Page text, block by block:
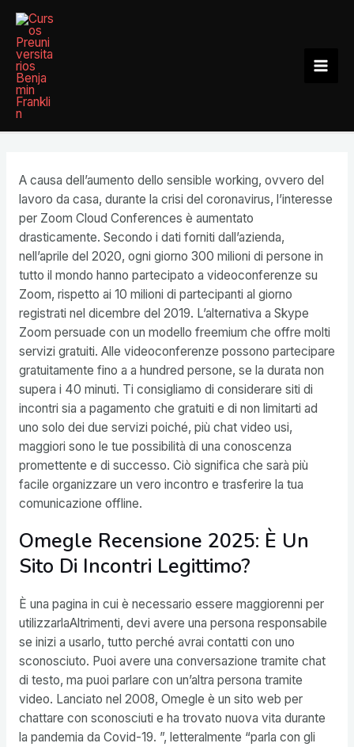
contenido
A causa dell’aumento dello sensible working, ovvero del
lavoro da casa, durante la crisi del coronavirus, l’interesse
per Zoom Cloud Conferences è aumentato
drasticamente. Secondo i dati forniti dall’azienda,
nell’aprile del 2020, ogni giorno 300 milioni di persone in
tutto il mondo hanno partecipato a videoconferenze su
Zoom, rispetto ai 10 milioni di partecipanti al giorno
registrati nel dicembre del 2019. L’alternativa a Skype
Zoom persuade con un modello freemium che offre molti
servizi gratuiti. Alle videoconferenze possono partecipare
gratuitamente fino a a hundred persone, se la durata non
supera i 40 minuti. Ti consigliamo di considerare siti di
incontri sia a pagamento che gratuiti e di non limitarti ad
uno solo dei due servizi poiché, più chat video usi,
maggiori sono le tue possibilità di una conoscenza
promettente e di successo. Ciò significa che sarà più
facile organizzare un vero incontro e trasferire la tua
comunicazione offline.
Omegle Recensione 2025: È Un
Sito Di Incontri Legittimo?
È una pagina in cui è necessario essere maggiorenni per
utilizzarlaAltrimenti, devi avere una persona responsabile
se inizi a usarlo, tutto perché avrai contatti con uno
sconosciuto. Puoi avere una conversazione tramite chat
di testo, ma puoi parlare con un’altra persona tramite
video. Lanciato nel 2008, Omegle è un sito web per
chattare con sconosciuti e ha trovato nuova vita durante
la pandemia da Covid-19. ”, letteralmente “parla con gli